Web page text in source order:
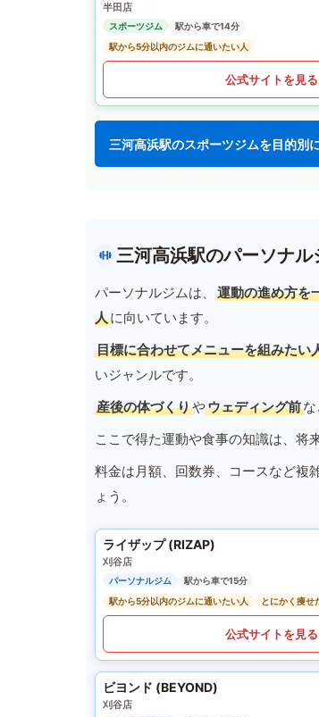
半田店
スポーツジム
駅から車で14分
駅から5分以内のジムに通いたい人
公式サイトを見る
三河高浜駅のスポーツジムを目的別
三河高浜駅のパーソナル
パーソナルジムは、 運動の進め方を
人に向いています。
目標に合わせてメニューを組みたい
いジャンルです。
産後の体づくりやウェディング前
ここで得た運動や食事の知識は、将
料金は月額、回数券、コースなど複
ょう。
ライザップ (RIZAP)
刈谷店
パーソナルジム
駅から車で15分
駅から5分以内のジムに通いたい人
とにかく痩せ
公式サイトを見る
ビヨンド (BEYOND)
刈谷店